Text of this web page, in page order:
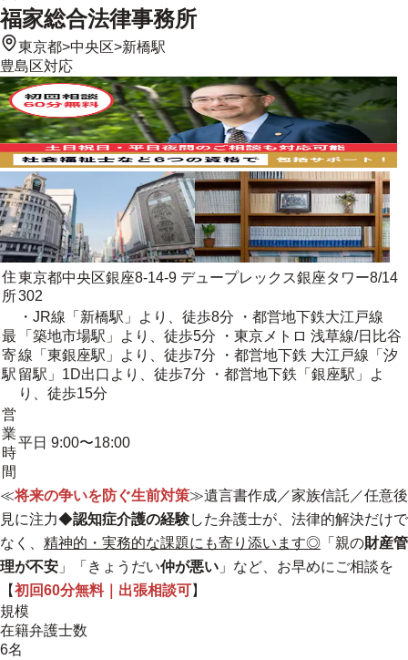
福家総合法律事務所
東京都>中央区>新橋駅
豊島区対応
住
所
東京都中央区銀座8-14-9 デュープレックス銀座タワー8/14
302
最
寄
駅
・JR線「新橋駅」より、徒歩8分 ・都営地下鉄大江戸線
「築地市場駅」より、徒歩5分 ・東京メトロ 浅草線/日比谷
線「東銀座駅」より、徒歩7分 ・都営地下鉄 大江戸線「汐
留駅」1D出口より、徒歩7分 ・都営地下鉄「銀座駅」よ
り、徒歩15分
営
業
時
間
平日 9:00〜18:00
≪将来の争いを防ぐ生前対策≫遺言書作成／家族信託／任意後
見に注力◆認知症介護の経験した弁護士が、法律的解決だけで
なく、 精神的・実務的な課題にも寄り添います◎ 「親の財産管
理が不安 」「きょうだい仲が悪い 」など、お早めにご相談を
【初回60分無料｜出張相談可】
規模
在籍弁護士数
6名